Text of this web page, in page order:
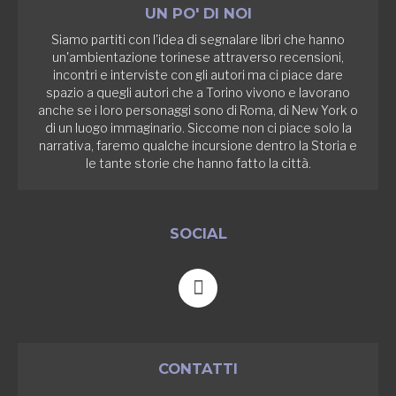
UN PO' DI NOI
Siamo partiti con l'idea di segnalare libri che hanno
un'ambientazione torinese attraverso recensioni,
incontri e interviste con gli autori ma ci piace dare
spazio a quegli autori che a Torino vivono e lavorano
anche se i loro personaggi sono di Roma, di New York o
di un luogo immaginario. Siccome non ci piace solo la
narrativa, faremo qualche incursione dentro la Storia e
le tante storie che hanno fatto la città.
SOCIAL
F
a
o
CONTATTI